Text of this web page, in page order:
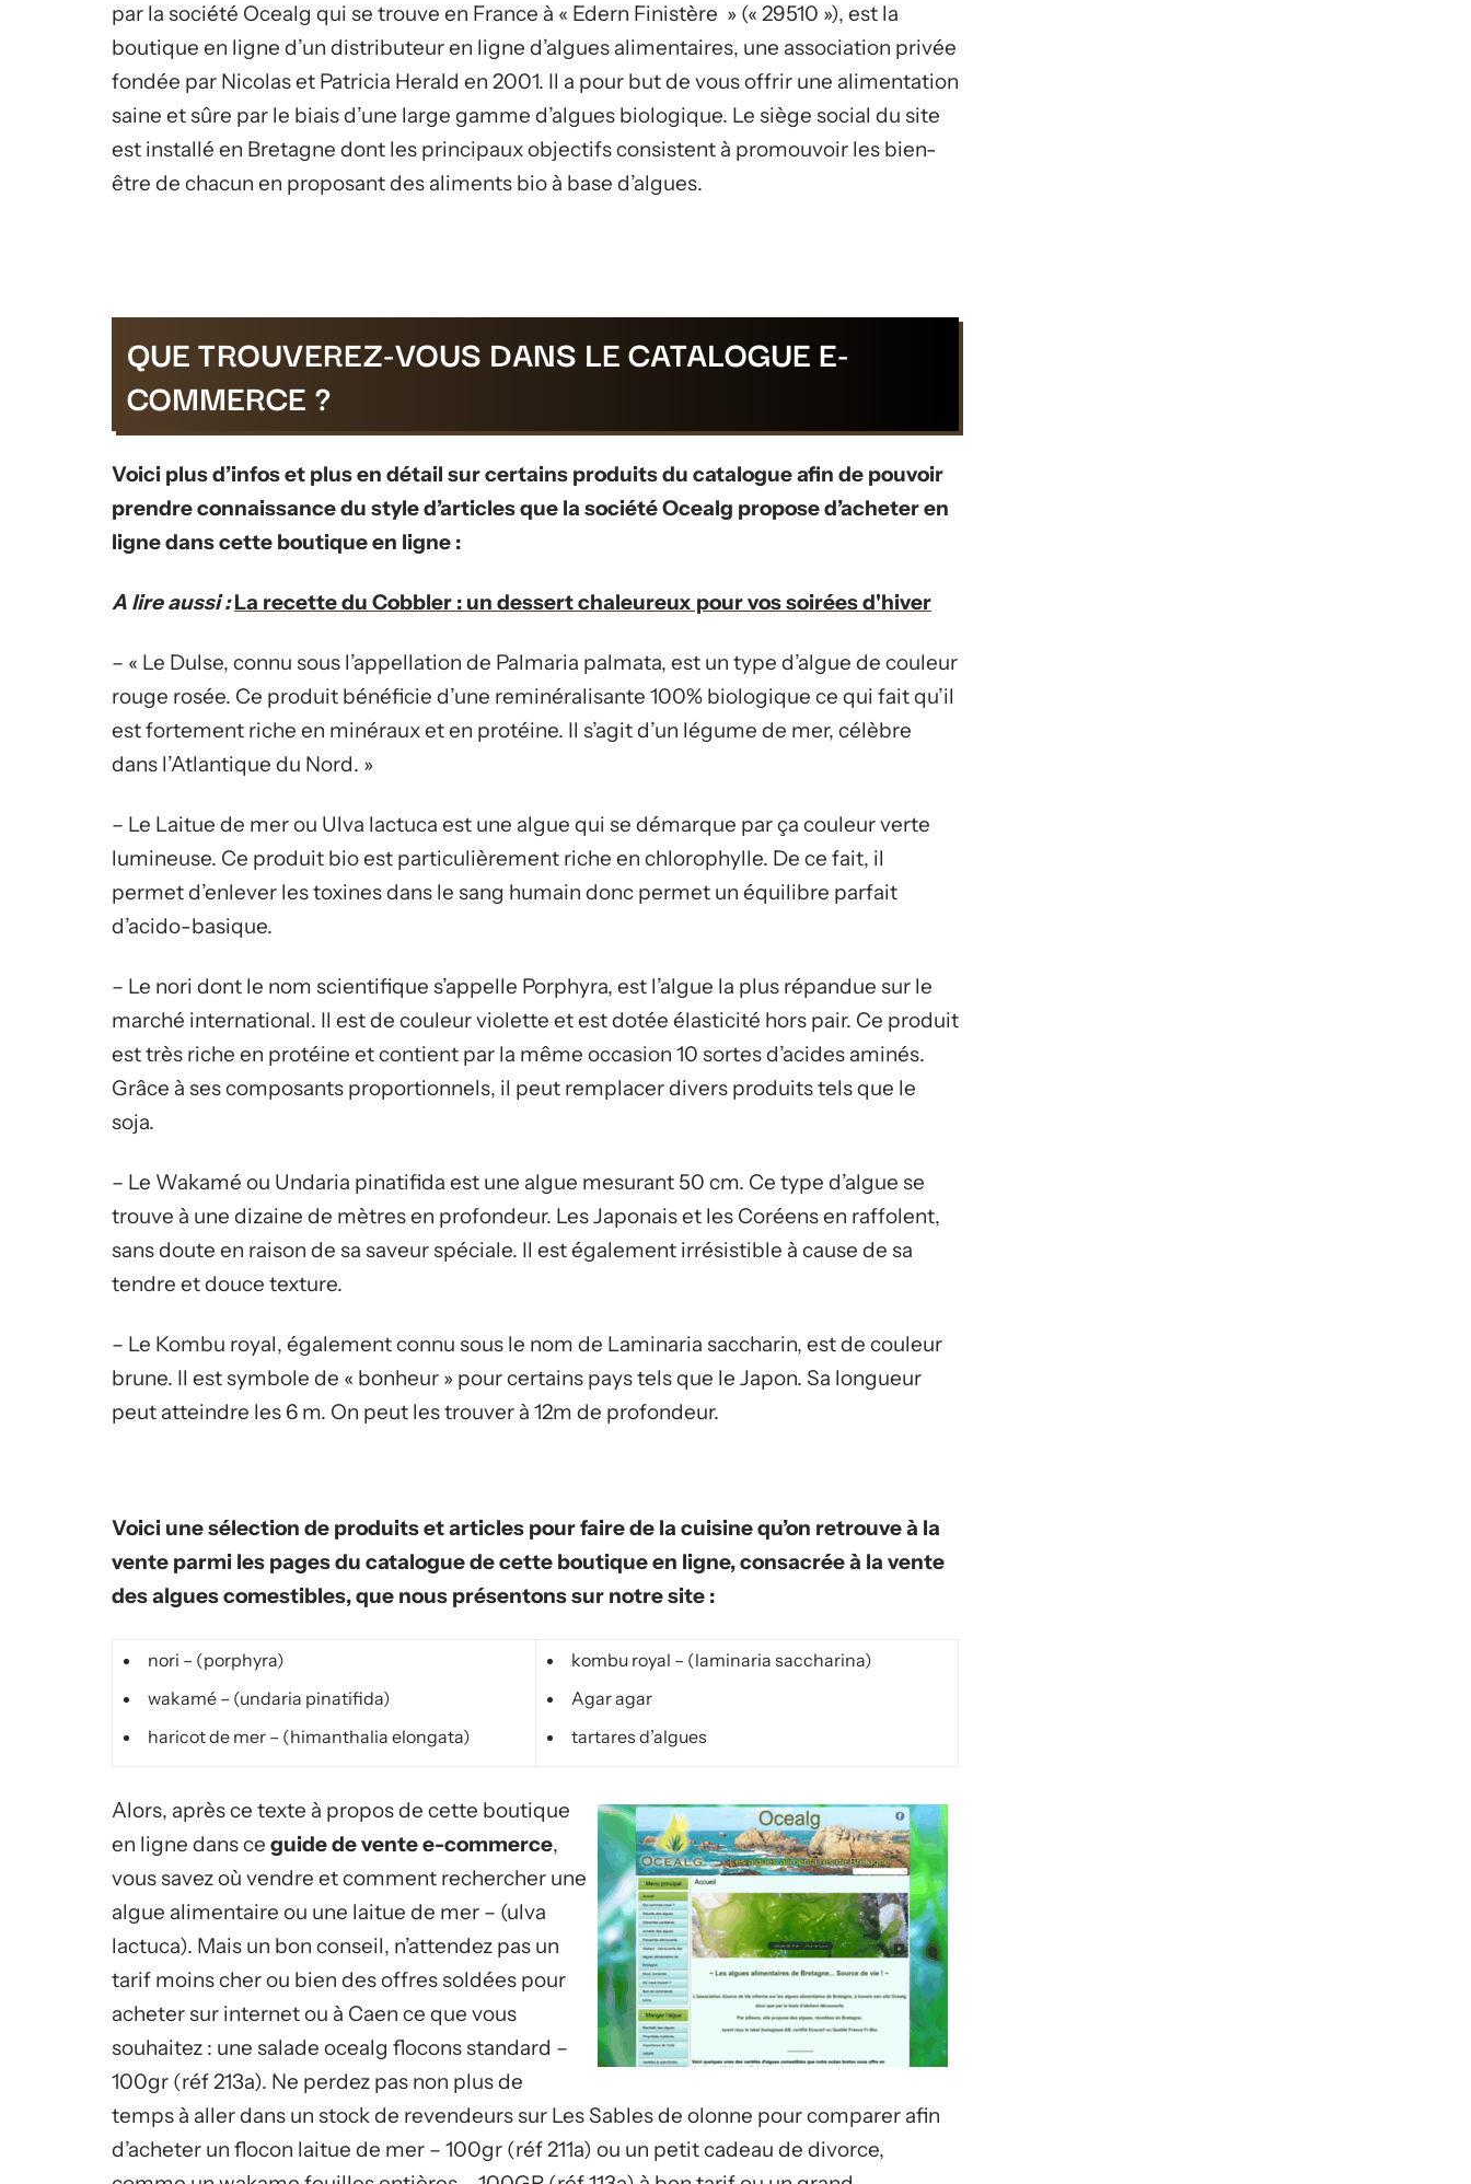
par la société Ocealg qui se trouve en France à « Edern Finistère » (« 29510 »), est la
boutique en ligne d’un distributeur en ligne d’algues alimentaires, une association privée
fondée par Nicolas et Patricia Herald en 2001. Il a pour but de vous offrir une alimentation
saine et sûre par le biais d’une large gamme d’algues biologique. Le siège social du site
est installé en Bretagne dont les principaux objectifs consistent à promouvoir les bien-
être de chacun en proposant des aliments bio à base d’algues.
QUE TROUVEREZ-VOUS DANS LE CATALOGUE E-
COMMERCE ?
Voici plus d’infos et plus en détail sur certains produits du catalogue afin de pouvoir
prendre connaissance du style d’articles que la société Ocealg propose d’acheter en
ligne dans cette boutique en ligne :
A lire aussi : La recette du Cobbler : un dessert chaleureux pour vos soirées d'hiver
– « Le Dulse, connu sous l’appellation de Palmaria palmata, est un type d’algue de couleur
rouge rosée. Ce produit bénéficie d’une reminéralisante 100% biologique ce qui fait qu’il
est fortement riche en minéraux et en protéine. Il s’agit d’un légume de mer, célèbre
dans l’Atlantique du Nord. »
– Le Laitue de mer ou Ulva lactuca est une algue qui se démarque par ça couleur verte
lumineuse. Ce produit bio est particulièrement riche en chlorophylle. De ce fait, il
permet d’enlever les toxines dans le sang humain donc permet un équilibre parfait
d’acido-basique.
– Le nori dont le nom scientifique s’appelle Porphyra, est l’algue la plus répandue sur le
marché international. Il est de couleur violette et est dotée élasticité hors pair. Ce produit
est très riche en protéine et contient par la même occasion 10 sortes d’acides aminés.
Grâce à ses composants proportionnels, il peut remplacer divers produits tels que le
soja.
– Le Wakamé ou Undaria pinatifida est une algue mesurant 50 cm. Ce type d’algue se
trouve à une dizaine de mètres en profondeur. Les Japonais et les Coréens en raffolent,
sans doute en raison de sa saveur spéciale. Il est également irrésistible à cause de sa
tendre et douce texture.
– Le Kombu royal, également connu sous le nom de Laminaria saccharin, est de couleur
brune. Il est symbole de « bonheur » pour certains pays tels que le Japon. Sa longueur
peut atteindre les 6 m. On peut les trouver à 12m de profondeur.
Voici une sélection de produits et articles pour faire de la cuisine qu’on retrouve à la
vente parmi les pages du catalogue de cette boutique en ligne, consacrée à la vente
des algues comestibles, que nous présentons sur notre site :
nori – (porphyra)
wakamé – (undaria pinatifida)
haricot de mer – (himanthalia elongata)
kombu royal – (laminaria saccharina)
Agar agar
tartares d’algues
Alors, après ce texte à propos de cette boutique
en ligne dans ce guide de vente e-commerce,
vous savez où vendre et comment rechercher une
algue alimentaire ou une laitue de mer – (ulva
lactuca). Mais un bon conseil, n’attendez pas un
tarif moins cher ou bien des offres soldées pour
acheter sur internet ou à Caen ce que vous
souhaitez : une salade ocealg flocons standard –
100gr (réf 213a). Ne perdez pas non plus de
temps à aller dans un stock de revendeurs sur Les Sables de olonne pour comparer afin
d’acheter un flocon laitue de mer – 100gr (réf 211a) ou un petit cadeau de divorce,